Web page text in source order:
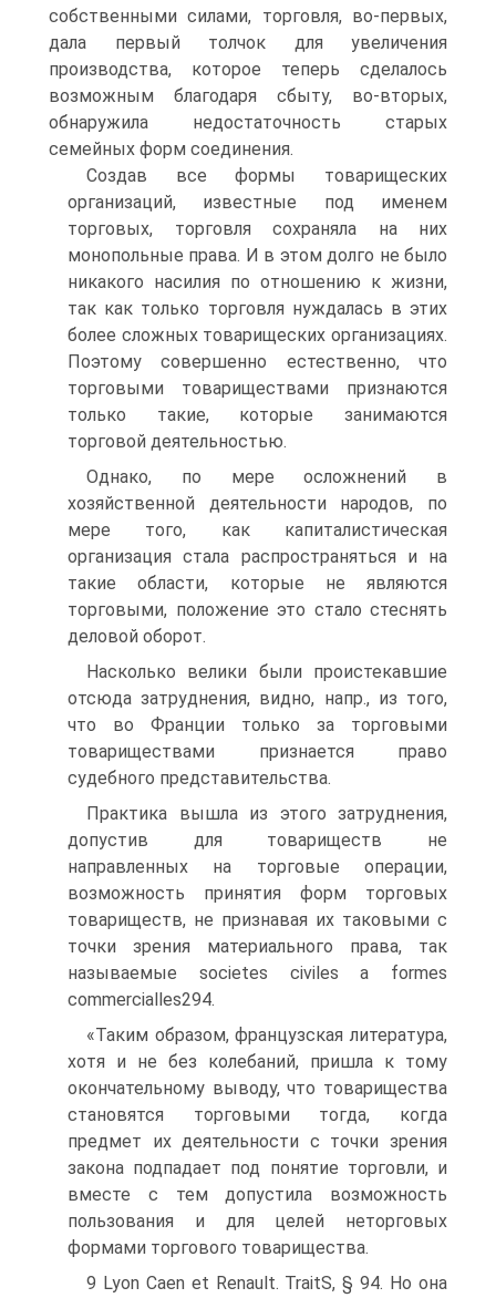
собственными силами, торговля, во-первых,
дала первый толчок для увеличения
производства, которое теперь сделалось
возможным благодаря сбыту, во-вторых,
обнаружила недостаточность старых
семейных форм соединения.
Создав все формы товарищеских
организаций, известные под именем
торговых, торговля сохраняла на них
монопольные права. И в этом долго не было
никакого насилия по отношению к жизни,
так как только торговля нуждалась в этих
более сложных товарищеских организациях.
Поэтому совершенно естественно, что
торговыми товариществами признаются
только такие, которые занимаются
торговой деятельностью.
Однако, по мере осложнений в
хозяйственной деятельности народов, по
мере того, как капиталистическая
организация стала распространяться и на
такие области, которые не являются
торговыми, положение это стало стеснять
деловой оборот.
Насколько велики были проистекавшие
отсюда затруднения, видно, напр., из того,
что во Франции только за торговыми
товариществами признается право
судебного представительства.
Практика вышла из этого затруднения,
допустив для товариществ не
направленных на торговые операции,
возможность принятия форм торговых
товариществ, не признавая их таковыми с
точки зрения материального права, так
называемые societes civiles a formes
commercialles294.
«Таким образом, французская литература,
хотя и не без колебаний, пришла к тому
окончательному выводу, что товарищества
становятся торговыми тогда, когда
предмет их деятельности с точки зрения
закона подпадает под понятие торговли, и
вместе с тем допустила возможность
пользования и для целей неторговых
формами торгового товарищества.
9 Lyon Caen et Renault. TraitS, § 94. Но она